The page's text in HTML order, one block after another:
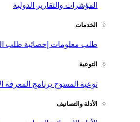
المؤشرات والتقارير الدولية
الخدمات
طلب معلومات إحصائية طلب
التوعية
توعية المسوح برنامج المعرفة
الأدلة والتصانيف